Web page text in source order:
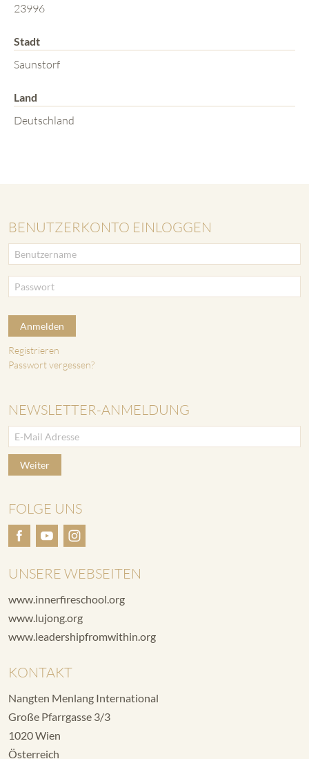
23996
Stadt
Saunstorf
Land
Deutschland
BENUTZERKONTO EINLOGGEN
Anmelden
Registrieren
Passwort vergessen?
NEWSLETTER-ANMELDUNG
Weiter
FOLGE UNS
UNSERE WEBSEITEN
www.innerfireschool.org
www.lujong.org
www.leadershipfromwithin.org
KONTAKT
Nangten Menlang International
Große Pfarrgasse 3/3
1020 Wien
Österreich